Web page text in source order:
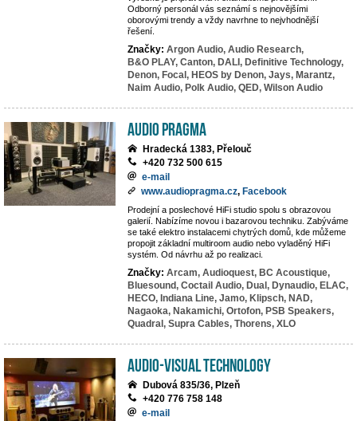
Odborný personál vás seznámí s nejnovějšími
oborovými trendy a vždy navrhne to nejvhodnější
řešení.
Značky: Argon Audio, Audio Research,
B&O PLAY, Canton, DALI, Definitive Technology,
Denon, Focal, HEOS by Denon, Jays, Marantz,
Naim Audio, Polk Audio, QED, Wilson Audio
Audio Pragma
Hradecká 1383, Přelouč
+420 732 500 615
e-mail
www.audiopragma.cz, Facebook
Prodejní a poslechové HiFi studio spolu s obrazovou
galerií. Nabízíme novou i bazarovou techniku. Zabýváme
se také elektro instalacemi chytrých domů, kde můžeme
propojit základní multiroom audio nebo vyladěný HiFi
systém. Od návrhu až po realizaci.
Značky: Arcam, Audioquest, BC Acoustique,
Bluesound, Coctail Audio, Dual, Dynaudio, ELAC,
HECO, Indiana Line, Jamo, Klipsch, NAD,
Nagaoka, Nakamichi, Ortofon, PSB Speakers,
Quadral, Supra Cables, Thorens, XLO
AUDIO-VISUAL TECHNOLOGY
Dubová 835/36, Plzeň
+420 776 758 148
e-mail